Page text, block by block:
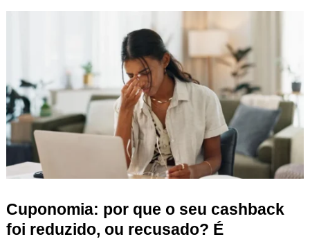
Cuponomia: por que o seu cashback
foi reduzido, ou recusado? É